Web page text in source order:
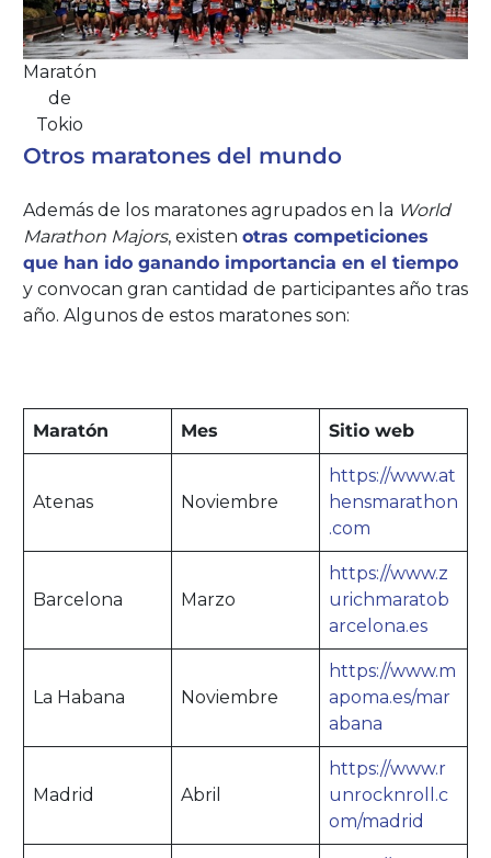
Maratón
de
Tokio
Otros maratones del mundo
Además de los maratones agrupados en la World
Marathon Majors, existen otras competiciones
que han ido ganando importancia en el tiempo
y convocan gran cantidad de participantes año tras
año. Algunos de estos maratones son:
Maratón Mes Sitio web
Atenas Noviembre
https://www.at
hensmarathon
.com
Barcelona Marzo
https://www.z
urichmaratob
arcelona.es
La Habana Noviembre
https://www.m
apoma.es/mar
abana
Madrid Abril
https://www.r
unrocknroll.c
om/madrid